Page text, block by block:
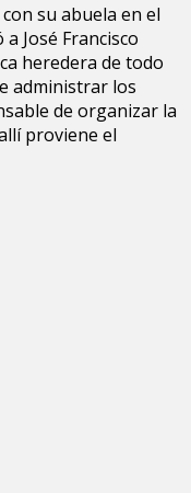
su abuela en el
José Francisco
heredera de todo
administrar los
de organizar la
proviene el